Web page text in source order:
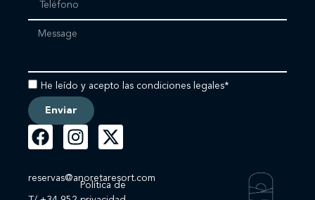
He leído y acepto las condiciones legales*
Enviar
reservas@anoretaresort.com
Política de